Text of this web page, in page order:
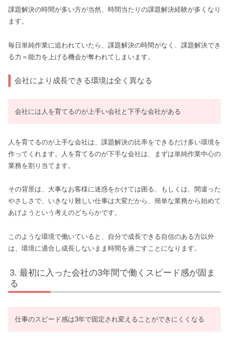
課題解決の時間が多い方が当然、時間当たりの課題解決経験が多くなり
ます。
毎日単純作業に追われていたら、課題解決の時間がなく、課題解決でき
る力＝能力を上げる機会が奪われてしまいます。
会社により成長できる環境は全く異なる
会社には人を育てるのが上手い会社と下手な会社がある
人を育てるのが上手な会社は、課題解決の比率をできるだけ多い環境を
作ってくれます。人を育てるのが下手な会社は、まずは単純作業中心の
業務を割り当てます。
その背景は、大事なお客様に迷惑をかけては困る、もしくは、間違った
やさしさで、いきなり難しい仕事は大変だから、簡単な業務から始めて
あげようという考えのどちらかです。
このような環境で働いていると、自分で成長できる自信のある方以外
は、環境に適合し成長しないまま時間を過ごすことになります。
最初に入った会社の3年間で働くスピード感が固ま
る
仕事のスピード感は3年で固定され変えることができにくくなる